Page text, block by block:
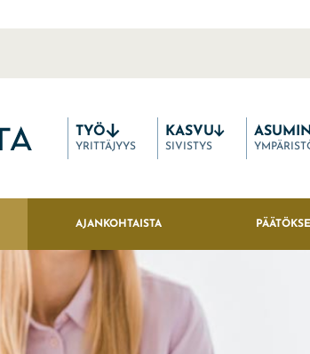
TYÖ
YRITTÄJYYS
KASVU
SIVISTYS
AJANKOHTAISTA